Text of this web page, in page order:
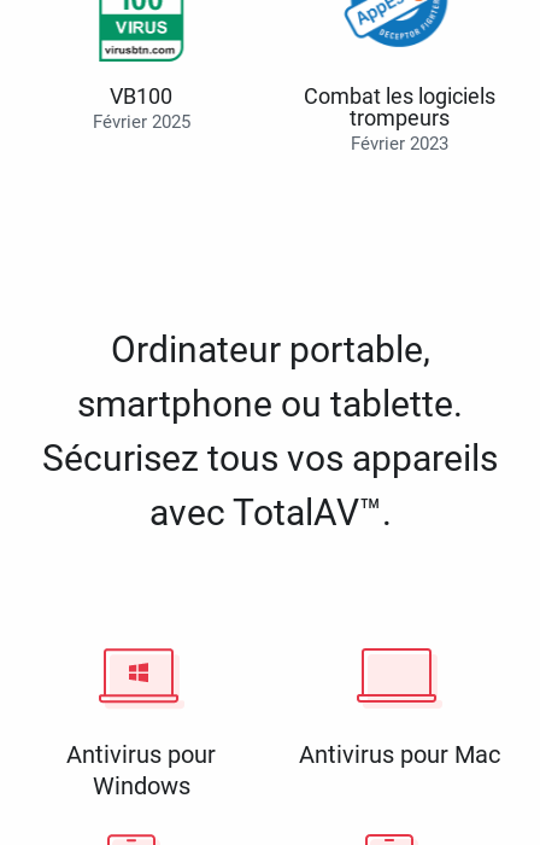
VB100
Février 2025
Combat les logiciels
trompeurs
Février 2023
Ordinateur portable,
smartphone ou tablette.
Sécurisez tous vos appareils
avec TotalAV™.
Antivirus pour
Windows
Antivirus pour Mac